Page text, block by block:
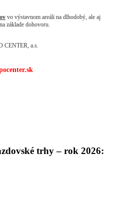
vo výstavnom areáli na dlhodobý, ale aj
základe dohovoru.
a.s.
trhy – rok 2026: